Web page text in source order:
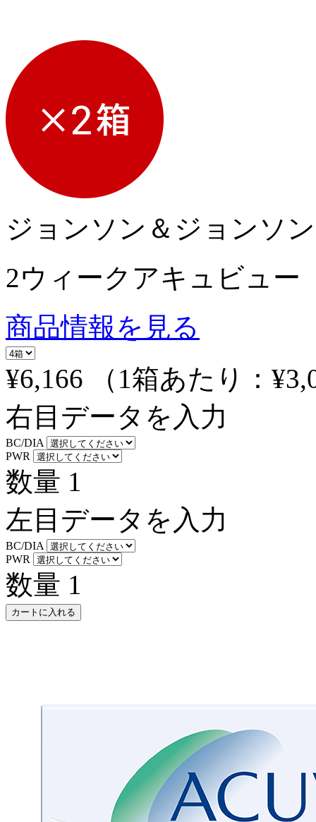
ジョンソン＆ジョンソン
2ウィークアキュビュー
商品情報を見る
¥6,166
（1箱あたり：
右目データを入力
BC/DIA
PWR
数量 1
左目データを入力
BC/DIA
PWR
数量 1
カートに入れる